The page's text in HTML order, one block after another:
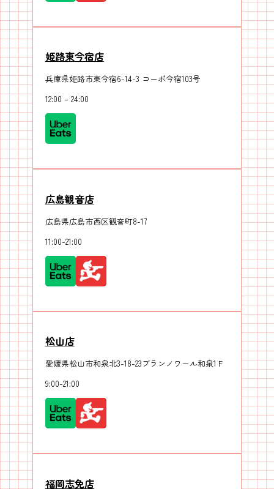
姫路東今宿店
兵庫県姫路市東今宿6-14-3 コーポ今宿103号
12:00 – 24:00
広島観音店
広島県広島市西区観音町8-17
11:00-21:00
松山店
愛媛県松山市和泉北3-18-23ブランノワール和泉1Ｆ
9:00-21:00
福岡志免店